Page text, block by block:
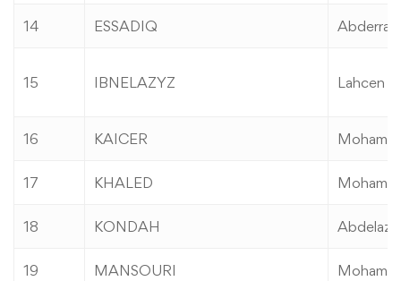
14 ESSADIQ
15 IBNELAZYZ Lahcen
16 KAICER
17 KHALED
18 KONDAH Abdelaziz
19 MANSOURI